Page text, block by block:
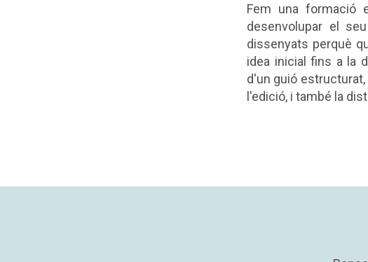
Fem una formació
desenvolupar el
dissenyats perquè
idea inicial fins a la
d'un guió
l'edició, i també la